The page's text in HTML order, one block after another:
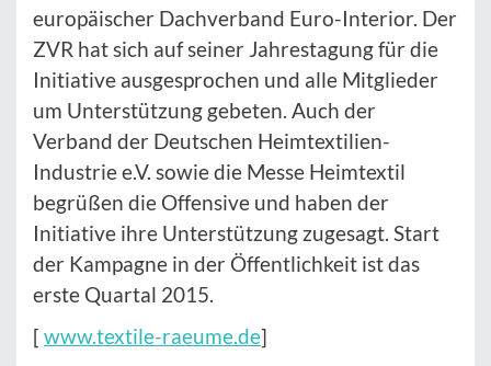
europäischer Dachverband Euro-Interior. Der
ZVR hat sich auf seiner Jahrestagung für die
Initiative ausgesprochen und alle Mitglieder
um Unterstützung gebeten. Auch der
Verband der Deutschen Heimtextilien-
Industrie e.V. sowie die Messe Heimtextil
begrüßen die Offensive und haben der
Initiative ihre Unterstützung zugesagt. Start
der Kampagne in der Öffentlichkeit ist das
erste Quartal 2015.
[ www.textile-raeume.de]